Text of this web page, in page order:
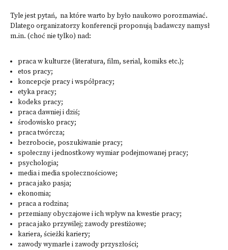
Tyle jest pytań, na które warto by było naukowo porozmawiać.
Dlatego organizatorzy konferencji proponują badawczy namysł
m.in. (choć nie tylko) nad:
praca w kulturze (literatura, film, serial, komiks etc.);
etos pracy;
koncepcje pracy i współpracy;
etyka pracy;
kodeks pracy;
praca dawniej i dziś;
środowisko pracy;
praca twórcza;
bezrobocie, poszukiwanie pracy;
społeczny i jednostkowy wymiar podejmowanej pracy;
psychologia;
media i media społecznościowe;
praca jako pasja;
ekonomia;
praca a rodzina;
przemiany obyczajowe i ich wpływ na kwestie pracy;
praca jako przywilej; zawody prestiżowe;
kariera, ścieżki kariery;
zawody wymarłe i zawody przyszłości;